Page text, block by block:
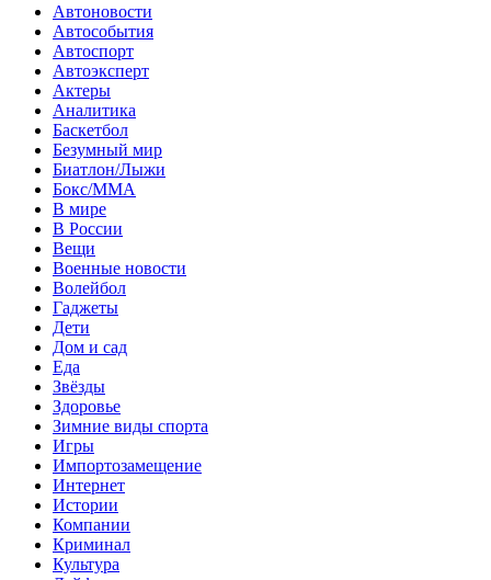
Автоновости
Автособытия
Автоспорт
Автоэксперт
Актеры
Аналитика
Баскетбол
Безумный мир
Биатлон/Лыжи
Бокс/MMA
В мире
В России
Вещи
Военные новости
Волейбол
Гаджеты
Дети
Дом и сад
Еда
Звёзды
Здоровье
Зимние виды спорта
Игры
Импортозамещение
Интернет
Истории
Компании
Криминал
Культура